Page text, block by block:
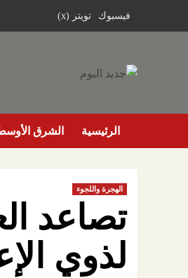
فيسبوك تويتر (x)
الرئيسية الشرق
الهجرة واللجوء
تصاعد
لذوي